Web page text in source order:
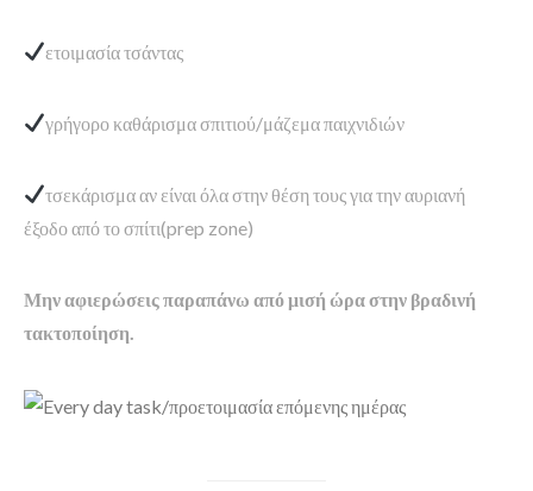
ετοιμασία τσάντας
γρήγορο καθάρισμα σπιτιού/μάζεμα παιχνιδιών
τσεκάρισμα αν είναι όλα στην θέση τους για την αυριανή
έξοδο από το σπίτι(prep zone)
Μην αφιερώσεις παραπάνω από μισή ώρα στην βραδινή
τακτοποίηση.